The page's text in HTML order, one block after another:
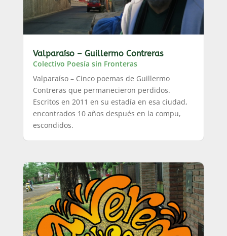
Valparaíso – Guillermo Contreras
Colectivo Poesía sin Fronteras
Valparaíso – Cinco poemas de Guillermo
Contreras que permanecieron perdidos.
Escritos en 2011 en su estadía en esa ciudad,
encontrados 10 años después en la compu,
escondidos.